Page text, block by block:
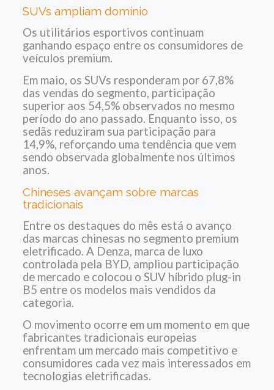
SUVs ampliam domínio
Os utilitários esportivos continuam
ganhando espaço entre os consumidores de
veículos premium.
Em maio, os SUVs responderam por 67,8%
das vendas do segmento, participação
superior aos 54,5% observados no mesmo
período do ano passado. Enquanto isso, os
sedãs reduziram sua participação para
14,9%, reforçando uma tendência que vem
sendo observada globalmente nos últimos
anos.
Chineses avançam sobre marcas
tradicionais
Entre os destaques do mês está o avanço
das marcas chinesas no segmento premium
eletrificado. A Denza, marca de luxo
controlada pela BYD, ampliou participação
de mercado e colocou o SUV híbrido plug-in
B5 entre os modelos mais vendidos da
categoria.
O movimento ocorre em um momento em que
fabricantes tradicionais europeias
enfrentam um mercado mais competitivo e
consumidores cada vez mais interessados em
tecnologias eletrificadas.